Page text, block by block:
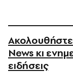
News κι
ειδήσεις